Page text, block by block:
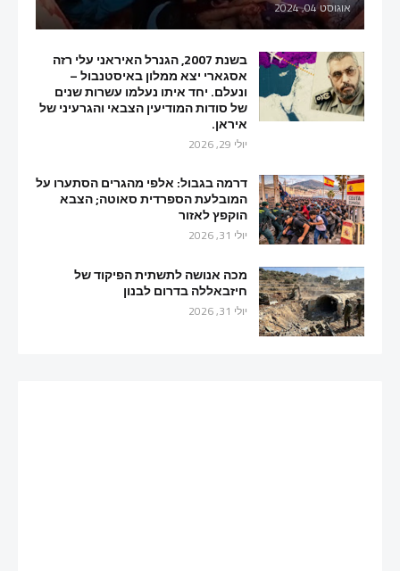
אוגוסט 04, 2024
בשנת 2007, הגנרל האיראני עלי רזה
אסגארי יצא ממלון באיסטנבול –
ונעלם. יחד איתו נעלמו עשרות שנים
של סודות המודיעין הצבאי והגרעיני של
איראן.
יולי 29, 2026
דרמה בגבול: אלפי מהגרים הסתערו על
המובלעת הספרדית סאוטה; הצבא
הוקפץ לאזור
יולי 31, 2026
מכה אנושה לתשתית הפיקוד של
חיזבאללה בדרום לבנון
יולי 31, 2026